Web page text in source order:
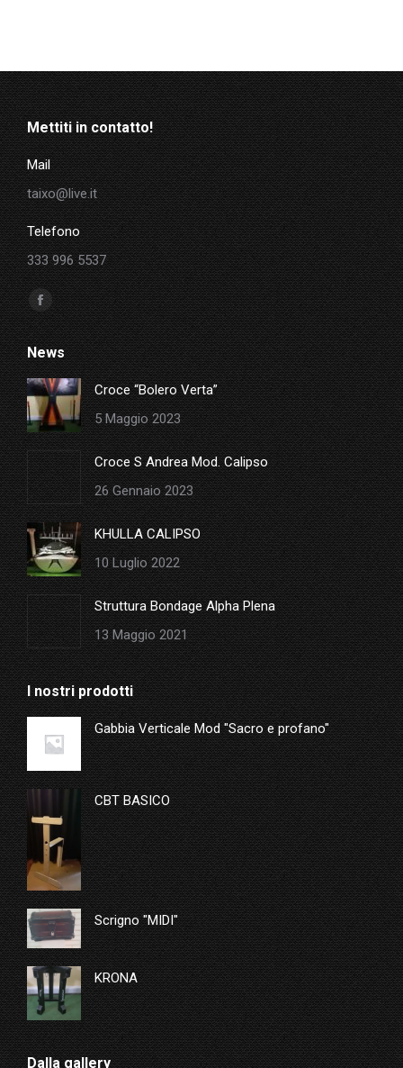
Mettiti in contatto!
Mail
taixo@live.it
Telefono
333 996 5537
Ci puoi trovare su:
Facebook
page
opens
in
new
window
News
Croce “Bolero Verta”
5 Maggio 2023
Croce S Andrea Mod. Calipso
26 Gennaio 2023
KHULLA CALIPSO
10 Luglio 2022
Struttura Bondage Alpha Plena
13 Maggio 2021
I nostri prodotti
Gabbia Verticale Mod "Sacro e profano"
CBT BASICO
Scrigno "MIDI"
KRONA
Dalla gallery